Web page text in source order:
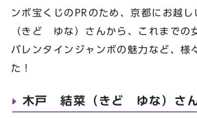
ンボ宝くじのPRのため、京都にお越
（きど ゆな）さんから、これまでの
バレンタインジャンボの魅力など、様
た！
木戸 結菜（きど ゆな）さん